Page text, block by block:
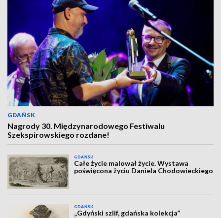
GDAŃSK
Nagrody 30. Międzynarodowego Festiwalu
Szekspirowskiego rozdane!
GDAŃSK
Całe życie malował życie. Wystawa
poświęcona życiu Daniela Chodowieckiego
GDAŃSK
„Gdyński szlif, gdańska kolekcja”